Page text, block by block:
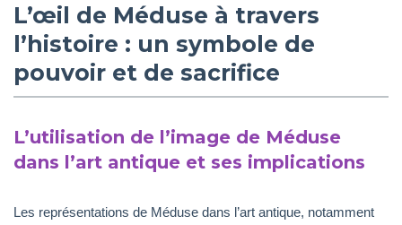
L’œil de Méduse à travers
l’histoire : un symbole de
pouvoir et de sacrifice
L’utilisation de l’image de Méduse
dans l’art antique et ses implications
Les représentations de Méduse dans l’art antique, notamment